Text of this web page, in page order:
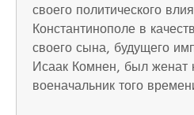
своего политического
Константинополе в
своего сына, будущего
Исаак Комнен, был женат
военачальник того